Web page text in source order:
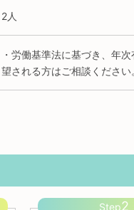
2人
・労働基準法に基づき、年
望される方はご相談ください
Step2